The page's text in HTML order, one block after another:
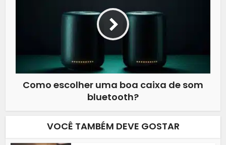
Como escolher uma boa caixa de som
bluetooth?
VOCÊ TAMBÉM DEVE GOSTAR